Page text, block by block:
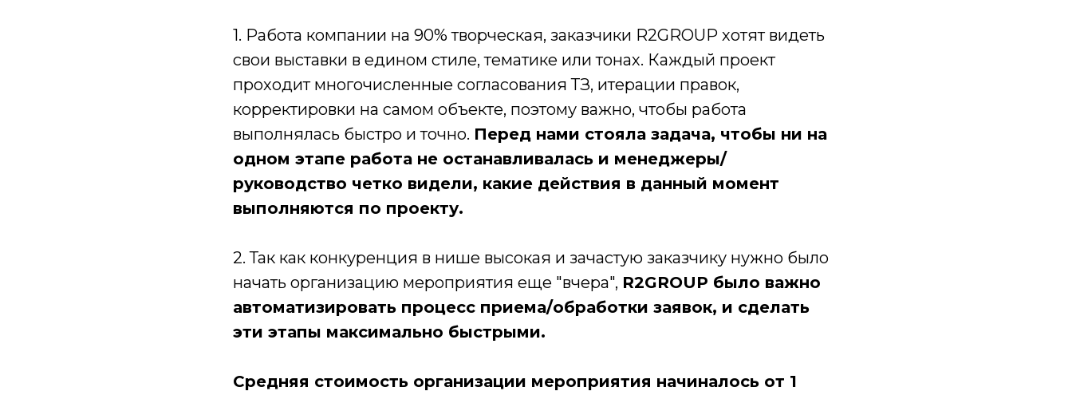
1. Работа компании на 90% творческая, заказчики R2GROUP хотят видеть
свои выставки в едином стиле, тематике или тонах. Каждый проект
проходит многочисленные согласования ТЗ, итерации правок,
корректировки на самом объекте, поэтому важно, чтобы работа
выполнялась быстро и точно. Перед нами стояла задача, чтобы ни на
одном этапе работа не останавливалась и менеджеры/
руководство четко видели, какие действия в данный момент
выполняются по проекту.
2. Так как конкуренция в нише высокая и зачастую заказчику нужно было
начать организацию мероприятия еще "вчера", R2GROUP было важно
автоматизировать процесс приема/обработки заявок, и сделать
эти этапы максимально быстрыми.
Средняя стоимость организации мероприятия начиналось от 1